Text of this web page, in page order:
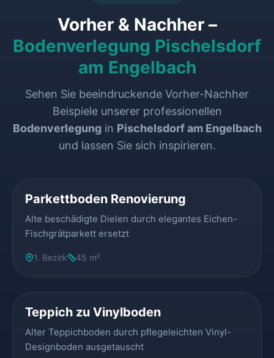
Vorher & Nachher –
Bodenverlegung Pischelsdorf
am Engelbach
Sehen Sie beeindruckende Vorher-Nachher
Beispiele unserer professionellen
Bodenverlegungin Pischelsdorf am Engelbach
und lassen Sie sich inspirieren.
Parkettboden Renovierung
Alte beschädigte Dielen durch elegantes Eichen-
Fischgrätparkett ersetzt
1. Bezirk 45 m²
Teppich zu Vinylboden
Alter Teppichboden durch pflegeleichten Vinyl-
Designboden ausgetauscht